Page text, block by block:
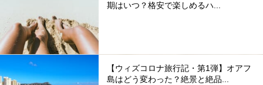
期はいつ？格安で楽しめるハ...
【ウィズコロナ旅行記・第1弾】オアフ
島はどう変わった？絶景と絶品...